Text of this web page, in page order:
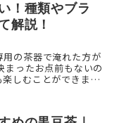
！種類やブラ
解説！
の茶器で淹れた方が
まったお点前もないの
しむことができま